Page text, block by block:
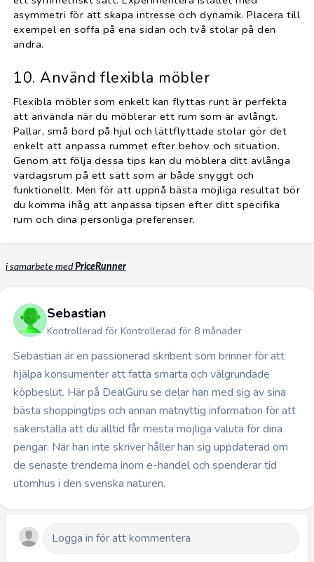
asymmetri för att skapa intresse och dynamik. Placera till
exempel en soffa på ena sidan och två stolar på den
andra.
10. Använd flexibla möbler
Flexibla möbler som enkelt kan flyttas runt är perfekta
att använda när du möblerar ett rum som är avlångt.
Pallar, små bord på hjul och lättflyttade stolar gör det
enkelt att anpassa rummet efter behov och situation.
Genom att följa dessa tips kan du möblera ditt avlånga
vardagsrum på ett sätt som är både snyggt och
funktionellt. Men för att uppnå bästa möjliga resultat bör
du komma ihåg att anpassa tipsen efter ditt specifika
rum och dina personliga preferenser.
i samarbete med PriceRunner
Sebastian
Kontrollerad för Kontrollerad för 8 månader
Sebastian är en passionerad skribent som brinner för att
hjälpa konsumenter att fatta smarta och välgrundade
köpbeslut. Här på DealGuru.se delar han med sig av sina
bästa shoppingtips och annan matnyttig information för att
säkerställa att du alltid får mesta möjliga valuta för dina
pengar. När han inte skriver håller han sig uppdaterad om
de senaste trenderna inom e-handel och spenderar tid
utomhus i den svenska naturen.